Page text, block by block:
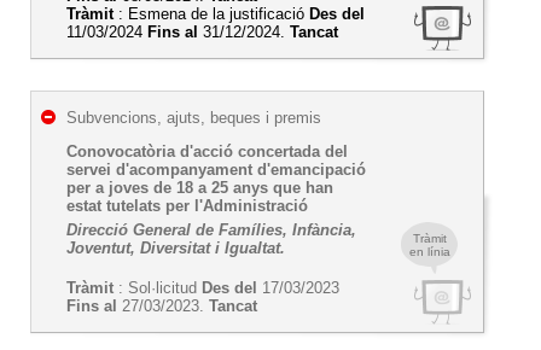
Tràmit: Esmena de la justificació Des del
11/03/2024 Fins al 31/12/2024. Tancat
Tràmit
en línia
Subvencions, ajuts, beques i premis
Conovocatòria d'acció concertada del
servei d'acompanyament d'emancipació
per a joves de 18 a 25 anys que han
estat tutelats per l'Administració
Direcció General de Famílies, Infància,
Joventut, Diversitat i Igualtat.
Tràmit : Sol·licitud Des del 17/03/2023
Fins al 27/03/2023. Tancat